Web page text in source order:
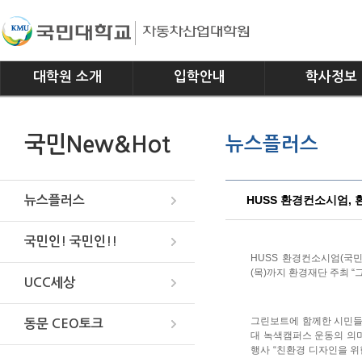
대학원 소개
연혁
입학안내 학사정보
교과과정
국민New&Hot
뉴스플러스
국민인! 국민인!!
UCC세상
동문 CEO토크
뉴스플러스
HUSS 환경컨소시엄,
HUSS 환경컨소시엄(
(목)까지 환경재단 주최 “
그린보트에 함께한 시민
대 녹색캠퍼스 운동의 의
행사 “친환경 디자인을